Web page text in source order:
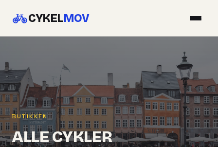
CYKELMOV
BUTIKKEN
ALLE CYKLER